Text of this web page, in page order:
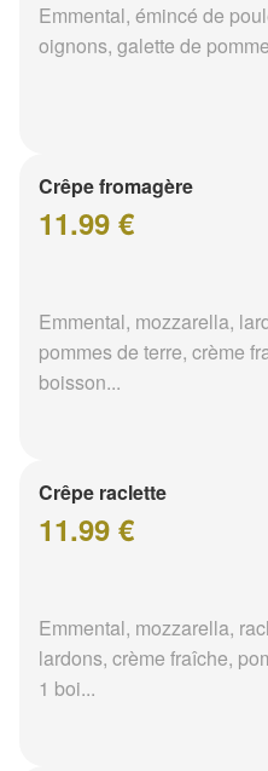
Emmental, émincé de
oignons, galette de
Crêpe fromagère
11.99 €
Emmental, mozzarella,
pommes de terre, crème
boisson...
Crêpe raclette
11.99 €
Emmental, mozzarella,
lardons, crème fraîche,
1 boi...